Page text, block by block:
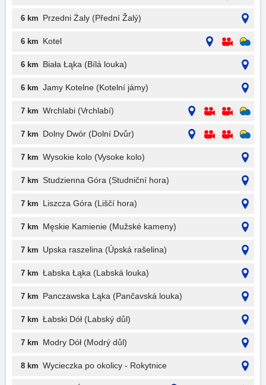
6 km Przedni Żaly (Přední Žalý)
6 km Kotel
6 km Biała Łąka (Bílá louka)
6 km Jamy Kotelne (Kotelní jámy)
7 km Wrchlabi (Vrchlabí)
7 km Dolny Dwór (Dolní Dvůr)
7 km Wysokie kolo (Vysoke kolo)
7 km Studzienna Góra (Studniční hora)
7 km Liszcza Góra (Liščí hora)
7 km Męskie Kamienie (Mužské kameny)
7 km Upska raszelina (Úpská rašelina)
7 km Łabska Łąka (Labská louka)
7 km Panczawska Łąka (Pančavská louka)
7 km Łabski Dół (Labský důl)
7 km Modry Dół (Modrý důl)
8 km Wycieczka po okolicy - Rokytnice